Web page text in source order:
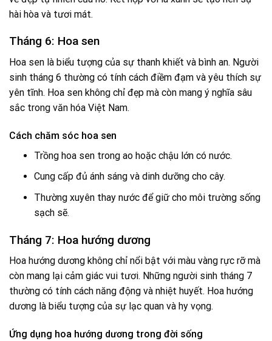
hài hòa và tươi mát.
Tháng 6: Hoa sen
Hoa sen là biểu tượng của sự thanh khiết và bình an. Người
sinh tháng 6 thường có tính cách điềm đạm và yêu thích sự
yên tĩnh. Hoa sen không chỉ đẹp mà còn mang ý nghĩa sâu
sắc trong văn hóa Việt Nam.
Cách chăm sóc hoa sen
Trồng hoa sen trong ao hoặc chậu lớn có nước.
Cung cấp đủ ánh sáng và dinh dưỡng cho cây.
Thường xuyên thay nước để giữ cho môi trường sống
sạch sẽ.
Tháng 7: Hoa hướng dương
Hoa hướng dương không chỉ nổi bật với màu vàng rực rỡ mà
còn mang lại cảm giác vui tươi. Những người sinh tháng 7
thường có tính cách năng động và nhiệt huyết. Hoa hướng
dương là biểu tượng của sự lạc quan và hy vọng.
Ứng dụng hoa hướng dương trong đời sống